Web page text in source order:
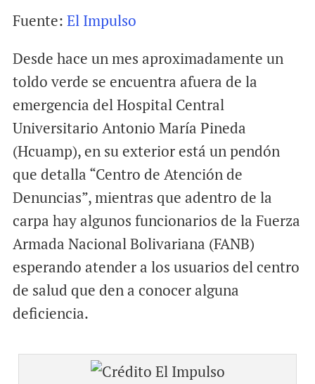
a
l
c
b
k
a
s
p
Fuente: El Impulso
Desde hace un mes aproximadamente un
toldo verde se encuentra afuera de la
emergencia del Hospital Central
Universitario Antonio María Pineda
(Hcuamp), en su exterior está un pendón
que detalla “Centro de Atención de
Denuncias”, mientras que adentro de la
carpa hay algunos funcionarios de la Fuerza
Armada Nacional Bolivariana (FANB)
esperando atender a los usuarios del centro
de salud que den a conocer alguna
deficiencia.